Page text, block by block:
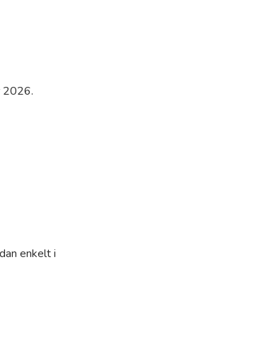
2026.
enkelt i